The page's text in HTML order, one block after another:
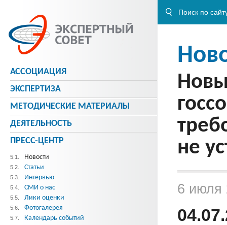
не
6 июля
АССОЦИАЦИЯ
ЭКСПЕРТИЗА
МЕТОДИЧЕСКИE МАТЕРИАЛЫ
ДЕЯТЕЛЬНОСТЬ
ПРЕСС-ЦЕНТР
5.1. Новости
5.2. Статьи
5.3. Интервью
5.4. СМИ о нас
5.5. Лики оценки
5.6. Фотогалерея
5.7. Календарь событий